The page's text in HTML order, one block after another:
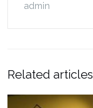
admin
Related articles